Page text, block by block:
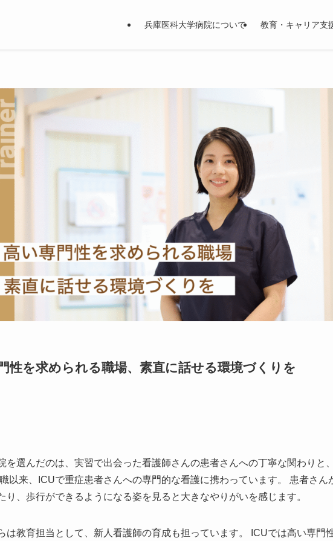
兵庫医科大学病院について 教育・キャリア支
性を求められる職場、素直に話せる環境づくりを
選んだのは、実習で出会った看護師さんの患者さんへの丁寧な関わりと
以来、ICUで重症患者さんへの専門的な看護に携わっています。 患者さん
り、歩行ができるようになる姿を見ると大きなやりがいを感じます。
は教育担当として、新人看護師の育成も担っています。 ICUでは高い専門